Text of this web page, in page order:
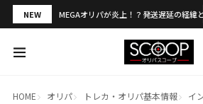
NEW MEGAオリパが炎上！？発送遅延の経緯
HOME オリパ トレカ・オリパ基本情報 イ